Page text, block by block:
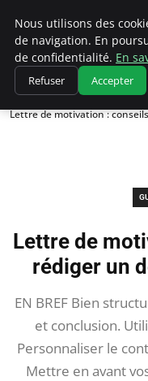
Chasseur De
Accueil
Guides et Conseils
Lettre de motivation :
Lettre de
rédiger un
EN BREF Bien
et conclusion.
Personnaliser le
Mettre en avant
Nous utilisons des
de navigation. En
de confidentialité. En
Refuser Accepter